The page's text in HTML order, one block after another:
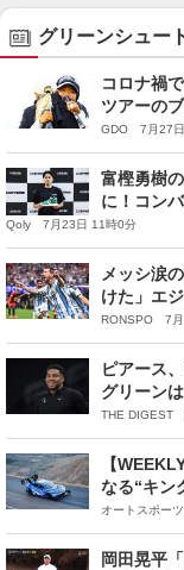
グリーンシュー
コロナ禍
ツアーの
GDO 7月27
富樫勇樹
に！コン
『2FACED
Qoly 7月23日 11時0分
メッシ涙
けた」エ
目ゴール
取るか」
RONSPO 7月
ピアース
グリーン
THE DIGEST
【
なる“キン
オートスポー
岡田晃平